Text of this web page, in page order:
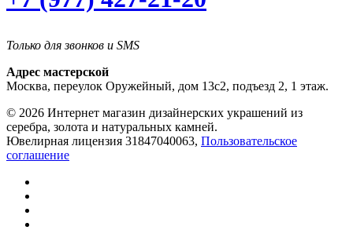
Только для звонков и SMS
Адрес мастерской
Москва, переулок Оружейный, дом 13с2, подъезд 2, 1 этаж.
© 2026 Интернет магазин дизайнерских украшений из
серебра, золота и натуральных камней.
Ювелирная лицензия 31847040063, Пользовательское
соглашение